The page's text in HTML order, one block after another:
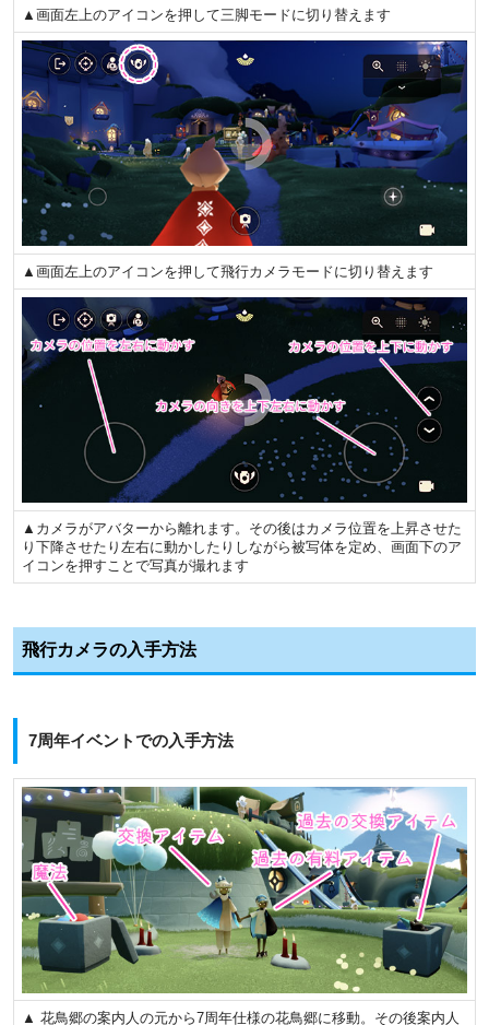
▲画面左上のアイコンを押して三脚モードに切り替えます
▲画面左上のアイコンを押して飛行カメラモードに切り替えます
▲カメラがアバターから離れます。その後はカメラ位置を上昇させた
り下降させたり左右に動かしたりしながら被写体を定め、画面下のア
イコンを押すことで写真が撮れます
飛行カメラの入手方法
7周年イベントでの入手方法
▲ 花鳥郷の案内人の元から7周年仕様の花鳥郷に移動。その後案内人